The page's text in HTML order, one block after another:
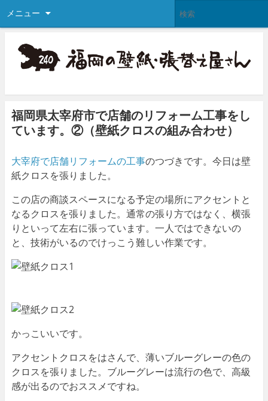
メニュー
福岡県太宰府市で店舗のリフォーム工事をし
ています。②（壁紙クロスの組み合わせ）
大宰府で店舗リフォームの工事のつづきです。今日は壁
紙クロスを張りました。
この店の商談スペースになる予定の場所にアクセントと
なるクロスを張りました。通常の張り方ではなく、横張
りといって左右に張っています。一人ではできないの
と、技術がいるのでけっこう難しい作業です。
かっこいいです。
アクセントクロスをはさんで、薄いブルーグレーの色の
クロスを張りました。ブルーグレーは流行の色で、高級
感が出るのでおススメですね。